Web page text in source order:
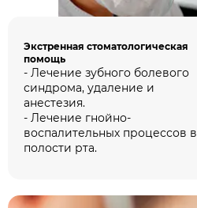
Экстренная стоматологическая
помощь
- Лечение зубного болевого
синдрома, удаление и
анестезия.
- Лечение гнойно-
воспалительных процессов в
полости рта.